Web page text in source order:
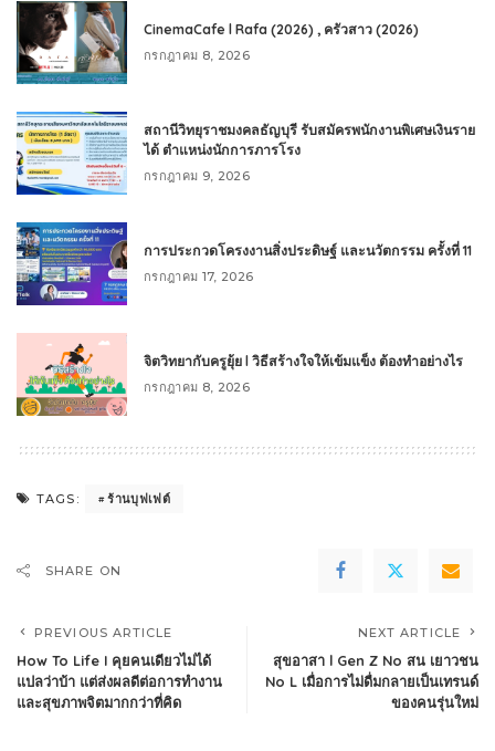
CinemaCafe l Rafa (2026) , ครัวสาว (2026)
กรกฎาคม 8, 2026
สถานีวิทยุราชมงคลธัญบุรี รับสมัครพนักงานพิเศษเงินราย
ได้ ตำแหน่งนักการภารโรง
กรกฎาคม 9, 2026
การประกวดโครงงานสิ่งประดิษฐ์ และนวัตกรรม ครั้งที่ 11
กรกฎาคม 17, 2026
จิตวิทยากับครูยุ้ย l วิธีสร้างใจให้เข้มแข็ง ต้องทำอย่างไร
กรกฎาคม 8, 2026
TAGS: ร้านบุฟเฟต์
SHARE ON
PREVIOUS ARTICLE
How To Life I คุยคนเดียวไม่ได้
แปลว่าบ้า แต่ส่งผลดีต่อการทำงาน
และสุขภาพจิตมากกว่าที่คิด
NEXT ARTICLE
สุขอาสา l Gen Z No สน เยาวชน
No L เมื่อการไม่ดื่มกลายเป็นเทรนด์
ของคนรุ่นใหม่